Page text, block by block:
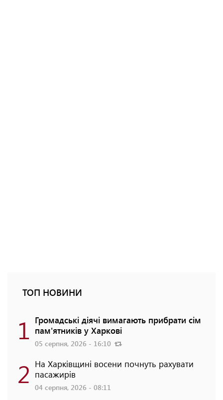
ТОП НОВИНИ
1 Громадські діячі вимагають прибрати сім
пам'ятників у Харкові
05 серпня, 2026 - 16:10
2 На Харківщині восени почнуть рахувати
пасажирів
04 серпня, 2026 - 08:11